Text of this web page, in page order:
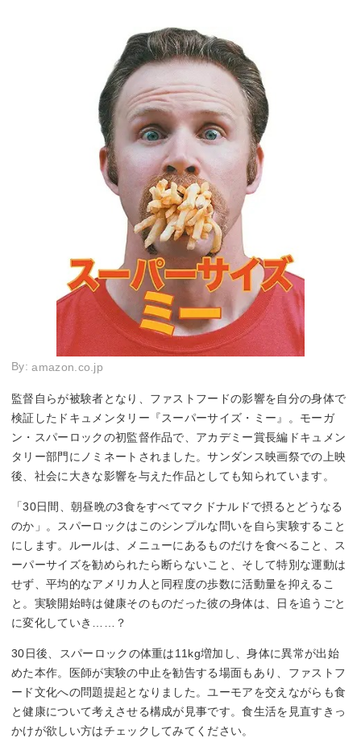
By:amazon.co.jp
監督自らが被験者となり、ファストフードの影響を自分の身体で
検証したドキュメンタリー『スーパーサイズ・ミー』。モーガ
ン・スパーロックの初監督作品で、アカデミー賞長編ドキュメン
タリー部門にノミネートされました。サンダンス映画祭での上映
後、社会に大きな影響を与えた作品としても知られています。
「30日間、朝昼晩の3食をすべてマクドナルドで摂るとどうなる
のか」。スパーロックはこのシンプルな問いを自ら実験すること
にします。ルールは、メニューにあるものだけを食べること、ス
ーパーサイズを勧められたら断らないこと、そして特別な運動は
せず、平均的なアメリカ人と同程度の歩数に活動量を抑えるこ
と。実験開始時は健康そのものだった彼の身体は、日を追うごと
に変化していき……？
30日後、スパーロックの体重は11kg増加し、身体に異常が出始
めた本作。医師が実験の中止を勧告する場面もあり、ファストフ
ード文化への問題提起となりました。ユーモアを交えながらも食
と健康について考えさせる構成が見事です。食生活を見直すきっ
かけが欲しい方はチェックしてみてください。